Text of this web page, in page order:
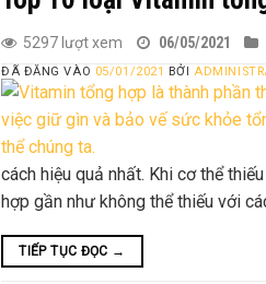
5297 lượt xem 06/05/2021
ĐÃ ĐĂNG VÀO 05/01/2021 BỞI
cách hiệu quả nhất. Khi cơ thể
hợp gần như không thể thiếu với
TIẾP TỤC ĐỌC →